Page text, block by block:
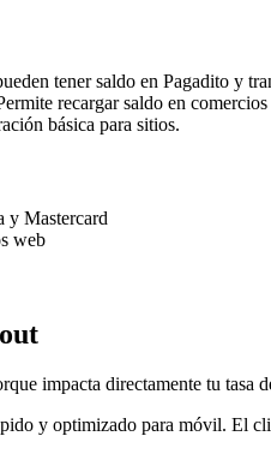
tener saldo en Pagadito y
recargar saldo en
básica para sitios.
y Mastercard
web
impacta directamente tu tasa
y optimizado para móvil. El